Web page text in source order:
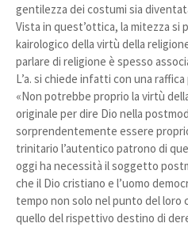
gentilezza dei costumi sia
Vista in quest’ottica, la mitezza si
kairologico della virtù della
parlare di religione è spesso
L’a. si chiede infatti con una
«Non potrebbe proprio la virtù
originale per dire Dio nella
sorprendentemente essere
trinitario l’autentico patrono di
oggi ha necessità il soggetto
che il Dio cristiano e l’uomo
tempo non solo nel punto del loro
quello del rispettivo destino di